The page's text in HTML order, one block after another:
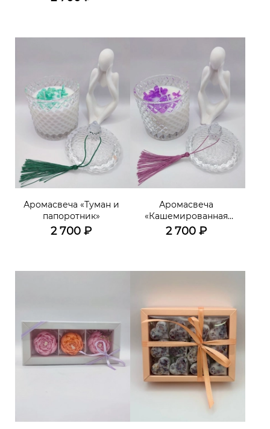
Аромасвеча «Туман и
папоротник»
2 700 ₽
Аромасвеча
«Кашемированная
слива»
2 700 ₽